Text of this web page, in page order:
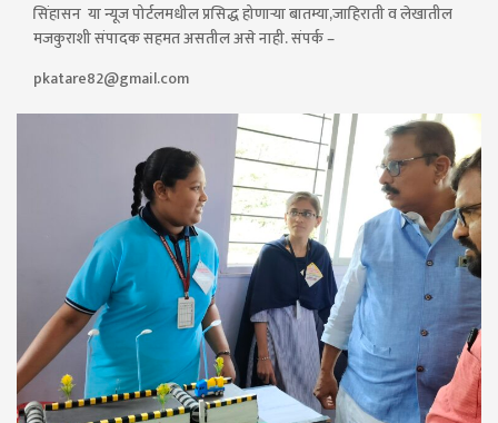
सिंहासन या न्यूज पोर्टलमधील प्रसिद्ध होणाऱ्या बातम्या,जाहिराती व लेखातील
मजकुराशी संपादक सहमत असतील असे नाही. संपर्क –
pkatare82@gmail.com